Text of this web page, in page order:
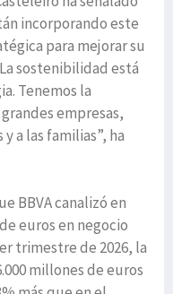
incorporando este
para mejorar su
sostenibilidad está
Tenemos la
empresas,
a las familias”, ha
BBVA canalizó en
euros en negocio
trimestre de 2026, la
millones de euros